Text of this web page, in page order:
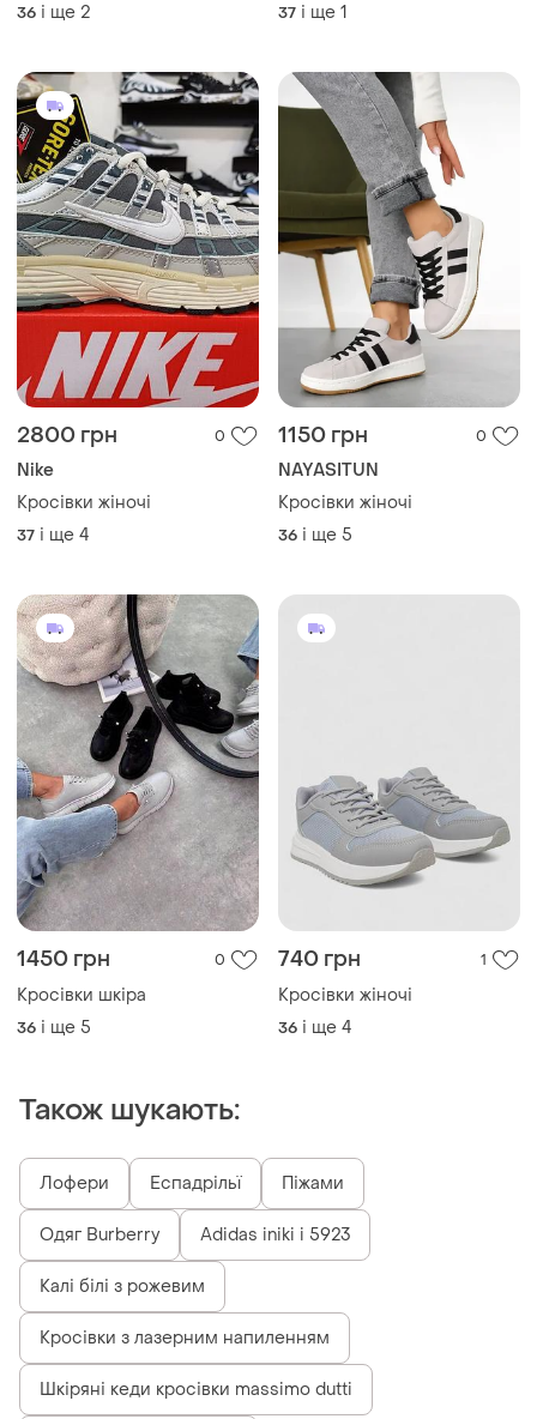
36 і ще 2 37 і ще 1
2800 грн 0
Nike
Кросівки жіночі
37 і ще 4
1150 грн 0
NAYASITUN
Кросівки жіночі
36 і ще 5
1450 грн 0
Кросівки шкіра
36 і ще 5
740 грн 1
Кросівки жіночі
36 і ще 4
Також шукають:
Лофери Еспадрільї Піжами
Одяг Burberry Adidas iniki i 5923
Калі білі з рожевим
Кросівки з лазерним напиленням
Шкіряні кеди кросівки massimo dutti